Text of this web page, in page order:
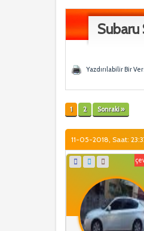
Subaru
Yazdırılabilir Bir
1 2 Sonraki »
11-05-2018, Saat: